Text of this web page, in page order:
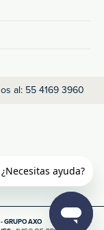
al: 55 4169 3960
GRUPO AXO